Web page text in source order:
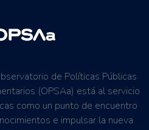
de Políticas Públicas
(OPSAa) está al servicio
como un punto de encuentro
e impulsar la nueva